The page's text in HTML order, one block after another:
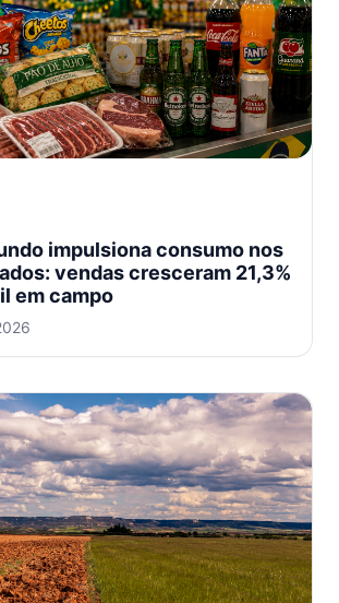
impulsiona consumo nos
vendas cresceram 21,3%
em campo